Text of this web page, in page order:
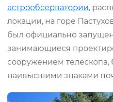
астрообсерватории,
локации, на горе
был официально
занимающиеся
сооружением
наивысшими знаками